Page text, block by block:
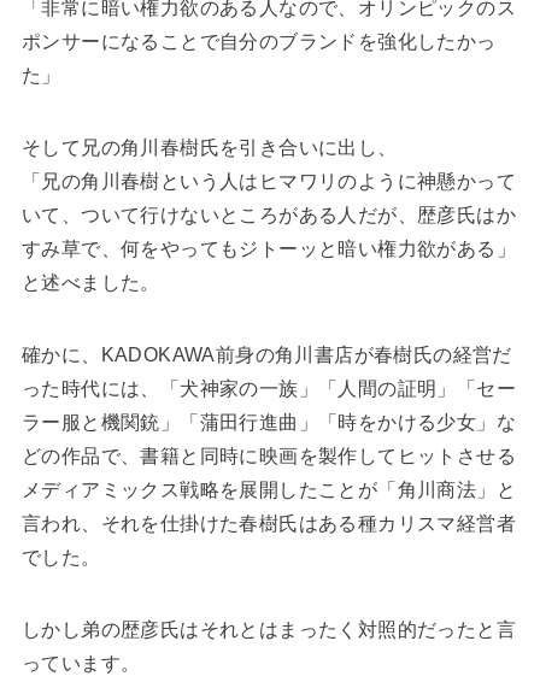
「非常に暗い権力欲のある人なので、オリンピックのス
ポンサーになることで自分のブランドを強化したかっ
た」
そして兄の角川春樹氏を引き合いに出し、
「兄の角川春樹という人はヒマワリのように神懸かって
いて、ついて行けないところがある人だが、歴彦氏はか
すみ草で、何をやってもジトーッと暗い権力欲がある」
と述べました。
確かに、KADOKAWA前身の角川書店が春樹氏の経営だ
った時代には、「犬神家の一族」「人間の証明」「セー
ラー服と機関銃」「蒲田行進曲」「時をかける少女」な
どの作品で、書籍と同時に映画を製作してヒットさせる
メディアミックス戦略を展開したことが「角川商法」と
言われ、それを仕掛けた春樹氏はある種カリスマ経営者
でした。
しかし弟の歴彦氏はそれとはまったく対照的だったと言
っています。